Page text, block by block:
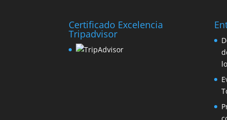
Certificado Excelencia
Tripadvisor